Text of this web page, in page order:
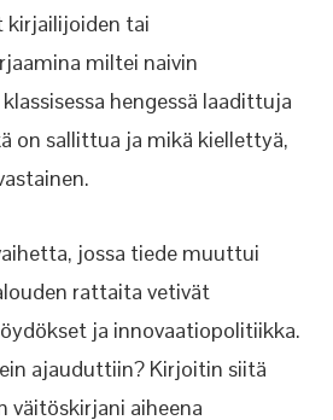
tai
miltei naivin
hengessä laadittuja
on sallittua ja mikä kiellettyä,
jossa tiede muuttui
rattaita vetivät
ja innovaatiopolitiikka.
ajauduttiin? Kirjoitin siitä
väitöskirjani aiheena